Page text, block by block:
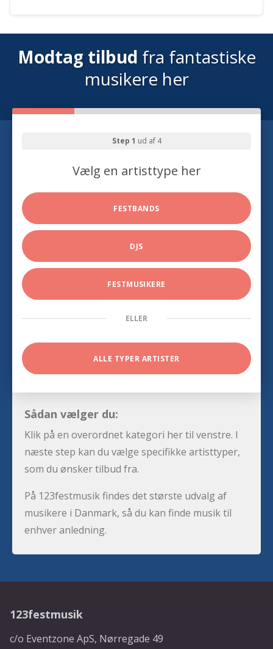
Modtag tilbud fra fantastiske
musikere her
Step 1 ud af 4
Vælg en artisttype her
FESTBANDS
DJS
FESTMUSIKERE
ELLER
ALLE TYPER ARTISTER
Sådan vælger du:
Klik på en overordnet kategori her til venstre. I
næste step kan du vælge specifikke artisttyper,
som du ønsker tilbud fra.
På 123festmusik findes det største udvalg af
musikere i Danmark, så du kan finde musik til
enhver anledning.
123festmusik
c/o Eventzone ApS, Nørregade 49